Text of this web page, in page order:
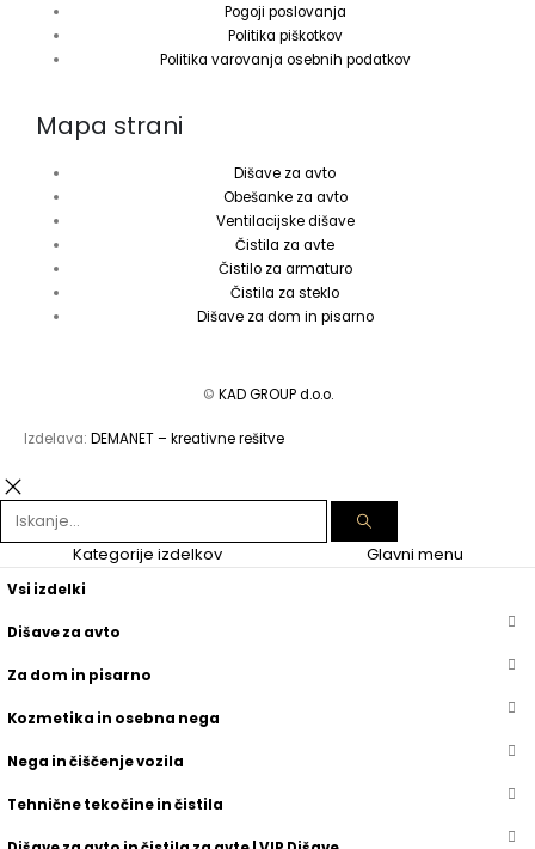
Pogoji poslovanja
Politika piškotkov
Politika varovanja osebnih podatkov
Mapa strani
Dišave za avto
Obešanke za avto
Ventilacijske dišave
Čistila za avte
Čistilo za armaturo
Čistila za steklo
Dišave za dom in pisarno
© KAD GROUP d.o.o.
Izdelava: DEMANET – kreativne rešitve
Kategorije izdelkov Glavni menu
Vsi izdelki
Dišave za avto
Za dom in pisarno
Kozmetika in osebna nega
Nega in čiščenje vozila
Tehnične tekočine in čistila